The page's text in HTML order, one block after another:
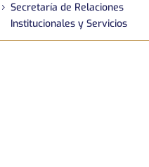
Secretaría de Relaciones
Institucionales y Servicios